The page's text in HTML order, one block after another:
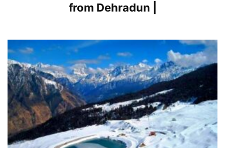
from Dehradun |